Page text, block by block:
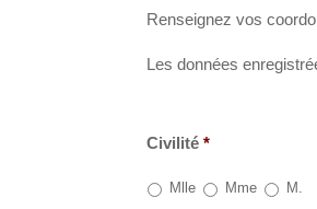
Renseignez vos
Les données
Civilité *
Mlle Mme M.